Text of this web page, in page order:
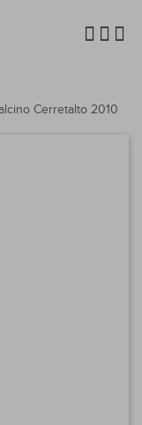
Cerretalto 2010